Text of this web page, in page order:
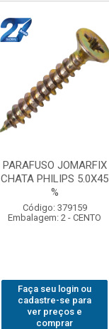
PARAFUSO JOMARFIX
CHATA PHILIPS 5.0X45
%
Código: 379159
Embalagem: 2 - CENTO
Faça seu login ou
cadastre-se para
ver preços e
comprar